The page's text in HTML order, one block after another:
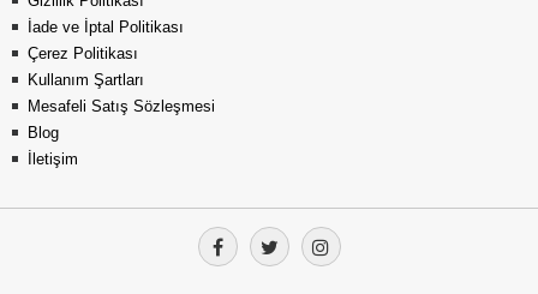
İade ve İptal Politikası
Çerez Politikası
Kullanım Şartları
Mesafeli Satış Sözleşmesi
Blog
İletişim